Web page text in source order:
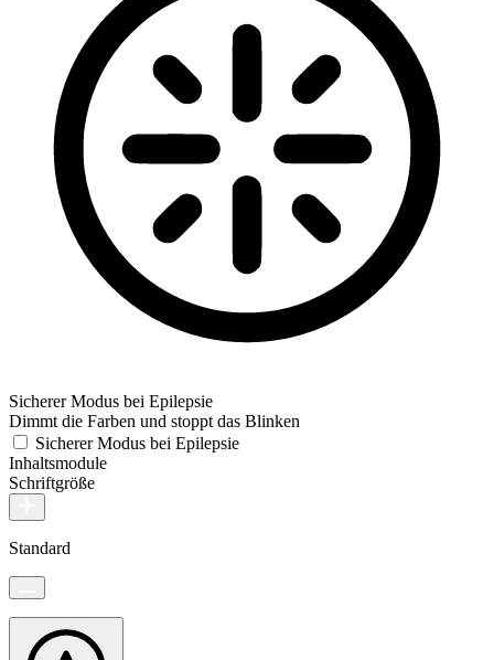
Sicherer Modus bei Epilepsie
Dimmt die Farben und stoppt das Blinken
Sicherer Modus bei Epilepsie
Inhaltsmodule
Schriftgröße
Standard